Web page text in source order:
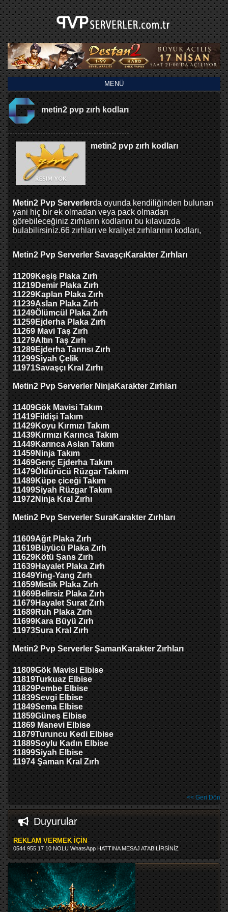
MENÜ
metin2 pvp zırh kodları
metin2 pvp zırh kodları
Metin2 Pvp Serverlerda oyunda kendiliğinden bulunan
yani hiç bir ek olmadan veya pack olmadan
görebileceğiniz zırhların kodlarını bu kılavuzda
bulabilirsiniz.66 zırhları ve kraliyet zırhlarının kodları,
Metin2 Pvp ServerlerSavaşçıKarakter Zırhları
11209Keşiş Plaka Zırh
11219Demir Plaka Zırh
11229Kaplan Plaka Zırh
11239Aslan Plaka Zırh
11249Ölümcül Plaka Zırh
11259Ejderha Plaka Zırh
11269 Mavi Taş Zırh
11279Altın Taş Zırh
11289Ejderha Tanrısı Zırh
11299Siyah Çelik
11971SavaşçıKral Zırhı
Metin2 Pvp ServerlerNinjaKarakter Zırhları
11409Gök Mavisi Takım
11419Fildişi Takım
11429Koyu Kırmızı Takım
11439Kırmızı Karınca Takım
11449Karınca Aslan Takım
11459Ninja Takım
11469Genç Ejderha Takım
11479Öldürücü Rüzgar Takımı
11489Küpe çiceği Takım
11499Siyah Rüzgar Takım
11972Ninja Kral Zırhı
Metin2 Pvp ServerlerSuraKarakter Zırhları
11609Ağıt Plaka Zırh
11619Büyücü Plaka Zırh
11629Kötü Şans Zırh
11639Hayalet Plaka Zırh
11649Ying-Yang Zırh
11659Mistik Plaka Zırh
11669Belirsiz Plaka Zırh
11679Hayalet Surat Zırh
11689Ruh Plaka Zırh
11699Kara Büyü Zırh
11973Sura Kral Zırh
Metin2 Pvp ServerlerŞaman Karakter Zırhları
11809Gök Mavisi Elbise
11819Turkuaz Elbise
11829Pembe Elbise
11839Sevgi Elbise
11849Sema Elbise
11859Güneş Elbise
11869 Manevi Elbise
11879Turuncu Kedi Elbise
11889Soylu Kadın Elbise
11899Siyah Elbise
11974 Şaman Kral Zırh
<< Geri Dön
Duyurular
REKLAM VERMEK İÇİN
0544 955 17 10 NOLU WhatsApp HATTINA MESAJ ATABİLİRSİNİZ